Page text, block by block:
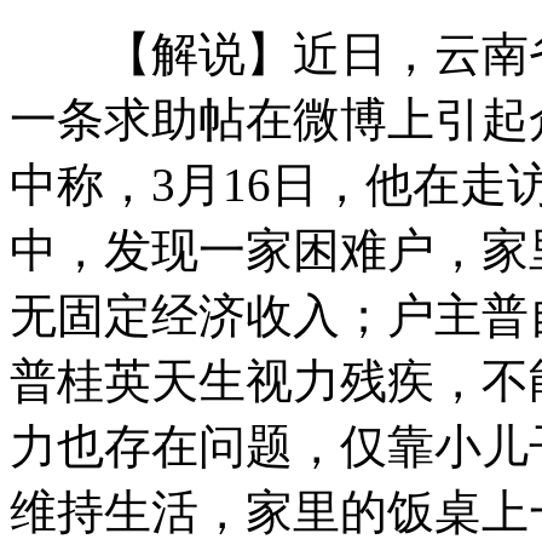
美司法部诉苹果电子书定价垄断
美一黑熊犯馋瘾 再潜社区却被抓
洛杉矶两名中国留学生遭枪杀
沈阳新百家姓出炉 "王"姓第一
【解说】近日，云南
一条求助帖在微博上引
中称，3月16日，他在走
中，发现一家困难户，
无固定经济收入；户主
普桂英天生视力残疾，
力也存在问题，仅靠小
维持生活，家里的饭桌